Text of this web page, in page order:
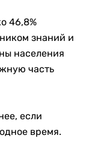
46,8%
знаний и
населения
часть
если
время.